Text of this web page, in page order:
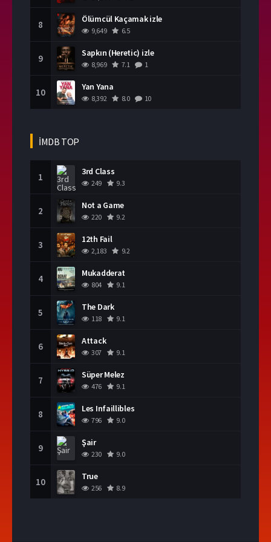
8 Ölümcül Kaçamak izle
9,649 6.5
9 Sapkın (Heretic) izle
8,969 7.1 1
10 Yan Yana
8,392 8.0 10
İMDB TOP
1 3rd Class
249 9.3
2 Not a Game
220 9.2
3 12th Fail
2,183 9.2
4 Mukadderat
804 9.1
5 The Dark
118 9.1
6 Attack
307 9.1
7 Süper Melez
476 9.1
8 Les Infaillibles
796 9.0
9 Şair
230 9.0
10 True
256 8.9